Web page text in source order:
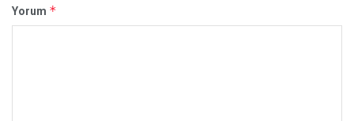
Yorum *